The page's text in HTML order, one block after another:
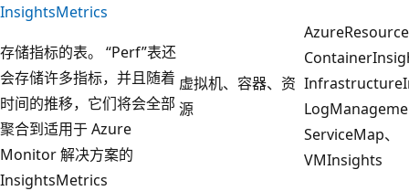
InsightsMetrics
存储指标的表。 “Perf”表还
会存储许多指标，并且随着
时间的推移，它们将会全部
聚合到适用于 Azure
Monitor 解决方案的
InsightsMetrics
虚拟机、容器、资
源
ServiceMap、
VMInsights